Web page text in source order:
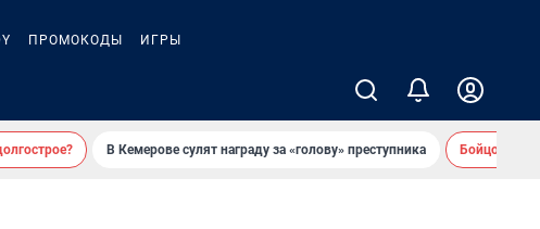
ПРОМОКОДЫ ИГРЫ
В Кемерове сулят награду за «голову» преступника Бойцовский